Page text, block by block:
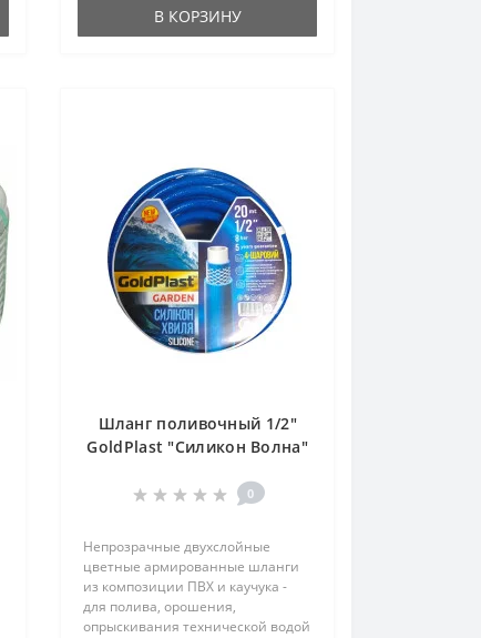
В КОРЗИНУ
Шланг поливочный 1/2"
GoldPlast "Силикон Волна"
0
Непрозрачные двухслойные
цветные армированные шланги
из композиции ПВХ и каучука -
для полива, орошения,
опрыскивания технической водой